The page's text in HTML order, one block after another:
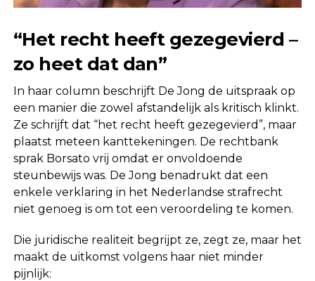
“Het recht heeft gezegevierd –
zo heet dat dan”
In haar column beschrijft De Jong de uitspraak op
een manier die zowel afstandelijk als kritisch klinkt.
Ze schrijft dat “het recht heeft gezegevierd”, maar
plaatst meteen kanttekeningen. De rechtbank
sprak Borsato vrij omdat er onvoldoende
steunbewijs was. De Jong benadrukt dat een
enkele verklaring in het Nederlandse strafrecht
niet genoeg is om tot een veroordeling te komen.
Die juridische realiteit begrijpt ze, zegt ze, maar het
maakt de uitkomst volgens haar niet minder
pijnlijk: